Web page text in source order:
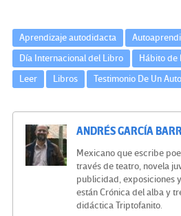
Aprendizaje autodidacta
Día Internacional del Libro
Hábito de
Leer
Libros Testimonio De Un
ANDRÉS GARCÍA
Mexicano que escribe
través de teatro, novela
publicidad, exposiciones
están Crónica del alba y
didáctica Triptofanito.